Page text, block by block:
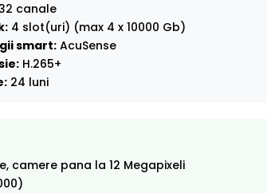
canale
4 slot(uri) (max 4 x 10000 Gb)
smart: AcuSense
H.265+
24 luni
camere pana la 12 Megapixeli